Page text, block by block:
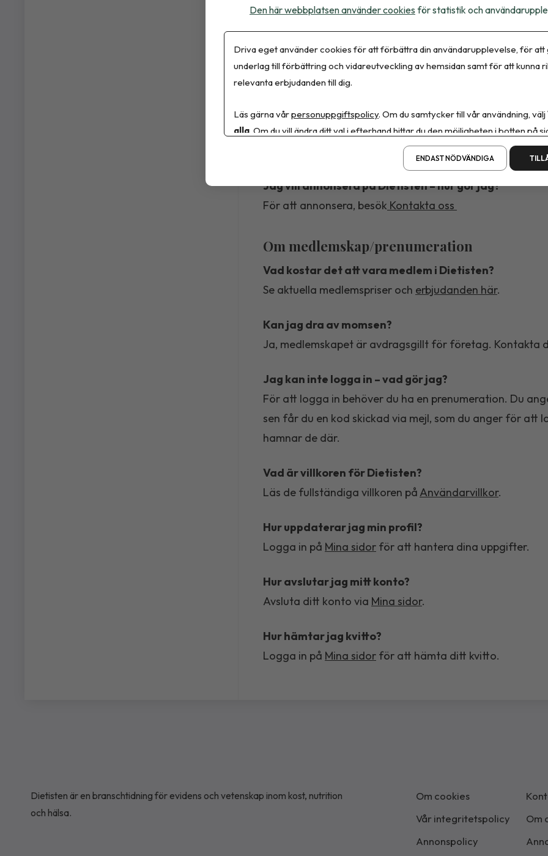
Hur behandlas mina personuppgifter som
De personuppgifter som du skickar till oss genom din
e-postadress, används för att kunna leverera din
det krävs för att uppfylla hanteringen av din
dessa uppgifter till eventuella intressenter eller
integritetspolicy
Vill du annonsera i Dietisten?
Jag vill annonsera på Dietisten – hur gör jag?
För att annonsera, besök Kontakta oss
Om medlemskap/prenumeration
Vad kostar det att vara medlem i Dietisten?
Se aktuella medlemspriser och erbjudanden här.
Kan jag dra av momsen?
Ja, medlemskapet är avdragsgillt för företag. Kontakta
Jag kan inte logga in – vad gör jag?
För att logga in behöver du ha en prenumeration. Du
sen får du en kod skickad via mejl, som du anger för att
hamnar de där.
Vad är villkoren för Dietisten?
Läs de fullständiga villkoren på Användarvillkor.
Hur uppdaterar jag min profil?
Logga in på Mina sidor för att hantera dina uppgifter.
Hur avslutar jag mitt konto?
Avsluta ditt konto via Mina sidor.
Hur hämtar jag kvitto?
Logga in på Mina sidor för att hämta ditt kvitto.
Dietisten är en branschtidning för evidens och vetenskap inom kost, nutrition
och hälsa.
Om cookies
Vår integritetspolicy
Annonspolicy
Om
Den här webbplatsen använder cookies för statistik och
Driva eget använder cookies för att förbättra din användarupplevelse, för att
underlag till förbättring och vidareutveckling av hemsidan samt för att kunna
relevanta erbjudanden till dig.
Läs gärna vårpersonuppgiftspolicy. Om du samtycker till vår användning, välj
alla . Om du vill ändra ditt val i efterhand hittar du den möjligheten i botten på
ENDAST NÖDVÄNDIGA